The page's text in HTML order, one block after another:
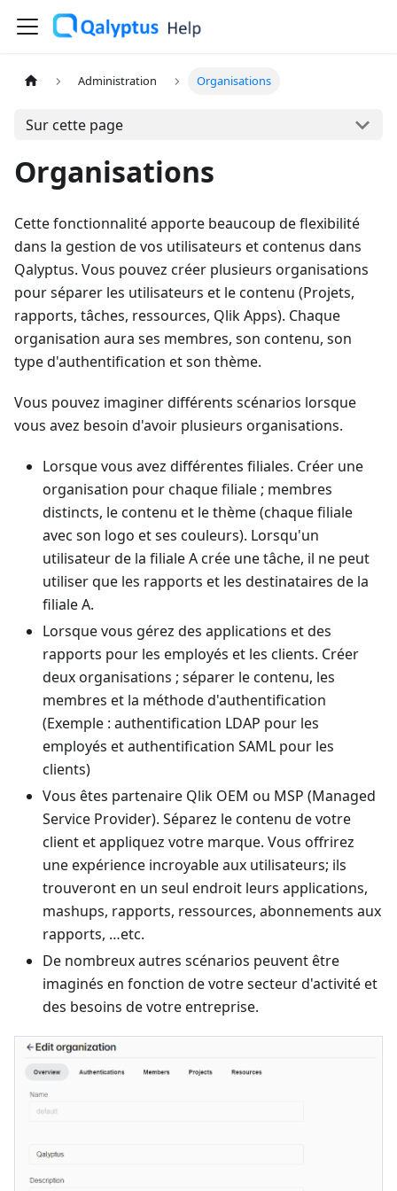
Administration Organisations
Sur cette page
Organisations
Cette fonctionnalité apporte beaucoup de flexibilité
dans la gestion de vos utilisateurs et contenus dans
Qalyptus. Vous pouvez créer plusieurs organisations
pour séparer les utilisateurs et le contenu (Projets,
rapports, tâches, ressources, Qlik Apps). Chaque
organisation aura ses membres, son contenu, son
type d'authentification et son thème.
Vous pouvez imaginer différents scénarios lorsque
vous avez besoin d'avoir plusieurs organisations.
Lorsque vous avez différentes filiales. Créer une
organisation pour chaque filiale ; membres
distincts, le contenu et le thème (chaque filiale
avec son logo et ses couleurs). Lorsqu'un
utilisateur de la filiale A crée une tâche, il ne peut
utiliser que les rapports et les destinataires de la
filiale A.
Lorsque vous gérez des applications et des
rapports pour les employés et les clients. Créer
deux organisations ; séparer le contenu, les
membres et la méthode d'authentification
(Exemple : authentification LDAP pour les
employés et authentification SAML pour les
clients)
Vous êtes partenaire Qlik OEM ou MSP (Managed
Service Provider). Séparez le contenu de votre
client et appliquez votre marque. Vous offrirez
une expérience incroyable aux utilisateurs; ils
trouveront en un seul endroit leurs applications,
mashups, rapports, ressources, abonnements aux
rapports, …etc.
De nombreux autres scénarios peuvent être
imaginés en fonction de votre secteur d'activité et
des besoins de votre entreprise.